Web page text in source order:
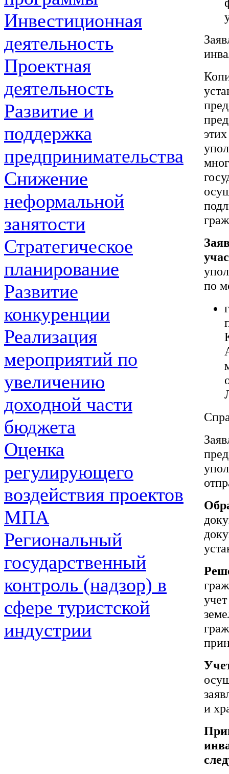
Инвестиционная
деятельность
Проектная
деятельность
Развитие и
поддержка
предпринимательства
Снижение
неформальной
занятости
Стратегическое
планирование
Развитие
конкуренции
Реализация
мероприятий по
увеличению
доходной части
бюджета
Оценка
регулирующего
воздействия проектов
МПА
Региональный
государственный
контроль (надзор) в
сфере туристской
индустрии
по
и